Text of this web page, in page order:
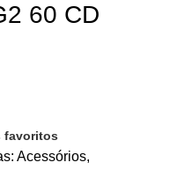
60 CD
favoritos
Acessórios,